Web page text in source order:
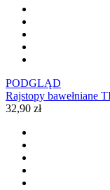
PODGLĄD
Rajstopy bawełniane
32,90 zł